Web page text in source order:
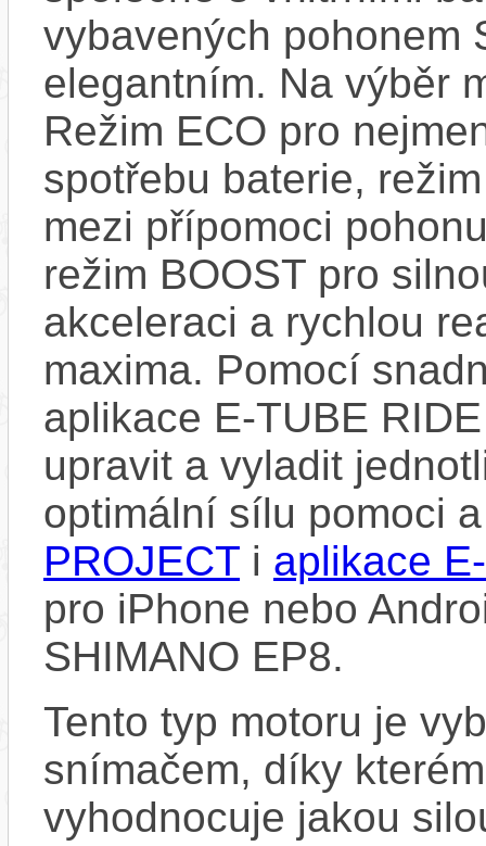
vybavených pohonem
elegantním. Na výběr
Režim ECO pro
spotřebu baterie,
mezi přípomoci
režim BOOST pro
akceleraci a rychlou
maxima. Pomocí
aplikace E-TUBE
upravit a vyladit
optimální sílu pomoci
PROJECT i aplikace
pro iPhone nebo
SHIMANO EP8.
Tento typ motoru je
snímačem, díky
vyhodnocuje jakou